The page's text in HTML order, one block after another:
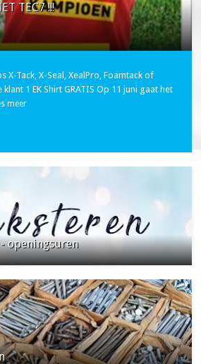
TEC7 !!!
X-Tack, X-Seal, XealPro, Foamtack of
1 EK Shirt GRATIS Op 11 juni gaat het
meer
openingsuren